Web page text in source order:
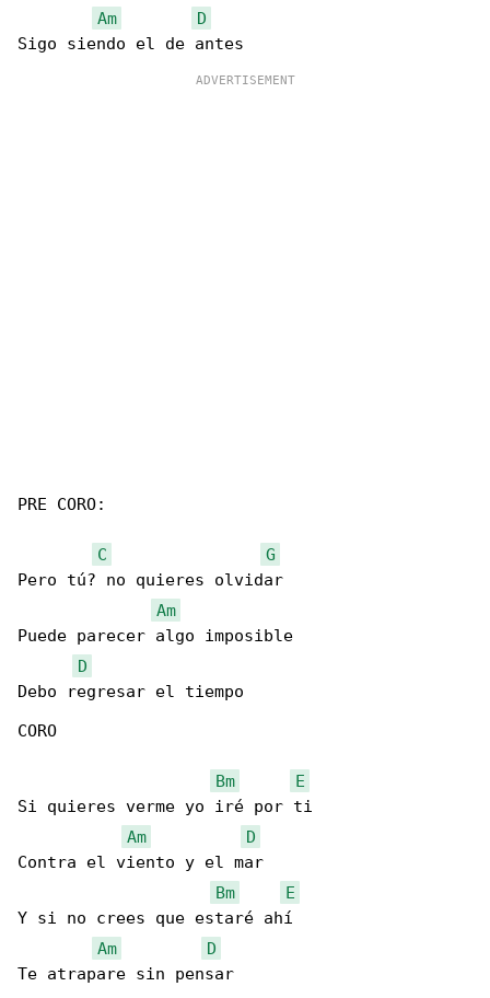
Am
D
PRE CORO:
C
G
Pero tú? no quieres olvidar
Am
Puede parecer algo imposible
D
Debo regresar el tiempo
CORO
Bm
E
Si quieres verme yo iré por ti
Am
D
Contra el viento y el mar
Bm
E
Y si no crees que estaré ahí
Am
D
Te atrapare sin pensar